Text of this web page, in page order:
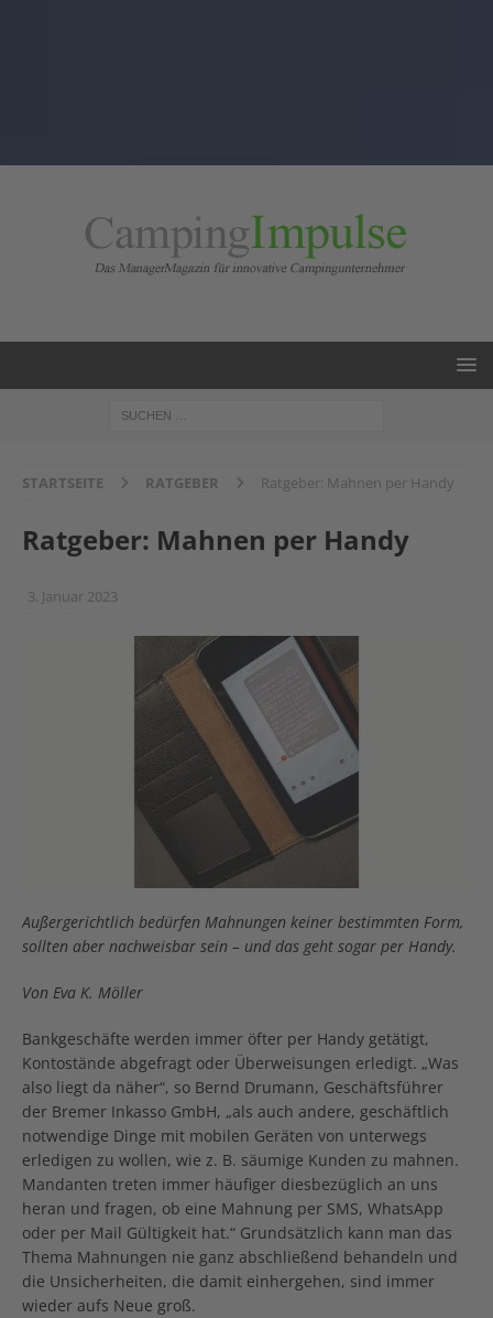
STARTSEITE RATGEBER Ratgeber: Mahnen per Handy
Ratgeber: Mahnen per Handy
3. Januar 2023
Außergerichtlich bedürfen Mahnungen keiner bestimmten Form,
sollten aber nachweisbar sein – und das geht sogar per Handy.
Von Eva K. Möller
Bankgeschäfte werden immer öfter per Handy getätigt,
Kontostände abgefragt oder Überweisungen erledigt. „Was
also liegt da näher“, so Bernd Drumann, Geschäftsführer
der Bremer Inkasso GmbH, „als auch andere, geschäftlich
notwendige Dinge mit mobilen Geräten von unterwegs
erledigen zu wollen, wie z. B. säumige Kunden zu mahnen.
Mandanten treten immer häufiger diesbezüglich an uns
heran und fragen, ob eine Mahnung per SMS, WhatsApp
oder per Mail Gültigkeit hat.“ Grundsätzlich kann man das
Thema Mahnungen nie ganz abschließend behandeln und
die Unsicherheiten, die damit einhergehen, sind immer
wieder aufs Neue groß.